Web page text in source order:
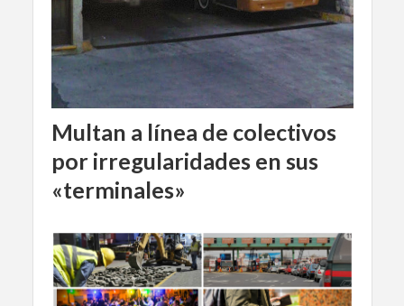
Multan a línea de colectivos
por irregularidades en sus
«terminales»